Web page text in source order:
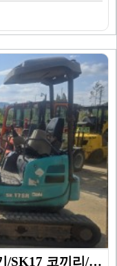
코벨코/굴삭기/1.7톤 미니굴삭기/SK17 코끼리/20…